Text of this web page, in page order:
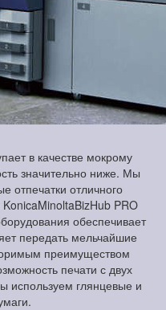
в качестве мокрому
значительно ниже. Мы
отпечатки отличного
KonicaMinoltaBizHub PRO
обеспечивает
передать мельчайшие
преимуществом
печати с двух
используем глянцевые и